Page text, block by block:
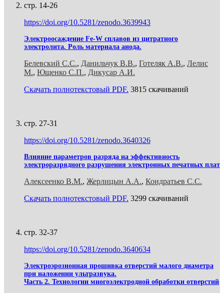
стр. 14-26
https://doi.org/10.5281/zenodo.3639943
Электроосаждение Fe-W сплавов из цитратного
электролита. Роль материала анода.
Белевский С.С., Данильчук В.В., Готеляк А.В., Лелис
М., Ющенко С.П., Дикусар А.И.
Скачать полнотекстовый PDF. 3815 скачиваний
стр. 27-31
https://doi.org/10.5281/zenodo.3640326
Влияние параметров разряда на эффективность
электроразрядного разрушения электронных печатных плат
Алексеенко В.М., Жерлицын А.А., Кондратьев С.С.
Скачать полнотекстовый PDF. 3299 скачиваний
стр. 32-37
https://doi.org/10.5281/zenodo.3640634
Электроэрозионная прошивка отверстий малого диаметра
при наложении ультразвука.
Часть 2. Технологии многоэлектродной обработки отверстий